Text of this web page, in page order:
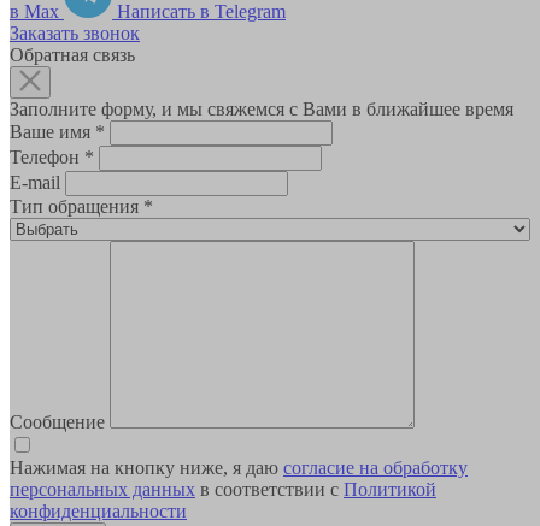
в Max
Написать в Telegram
Заказать звонок
Обратная связь
Заполните форму, и мы свяжемся с Вами в ближайшее время
Ваше имя *
Телефон *
E-mail
Тип обращения *
Сообщение
Нажимая на кнопку ниже, я даю согласие на обработку
персональных данных в соответствии с Политикой
конфиденциальности